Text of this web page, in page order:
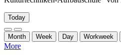
Today
Month Week Day Workweek
More